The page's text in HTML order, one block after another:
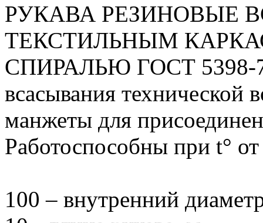
РУКАВА РЕЗИНОВЫЕ
ТЕКСТИЛЬНЫМ
СПИРАЛЬЮ ГОСТ 5398-
всасывания
манжеты для
Работоспособны при t°
100 – внутренний